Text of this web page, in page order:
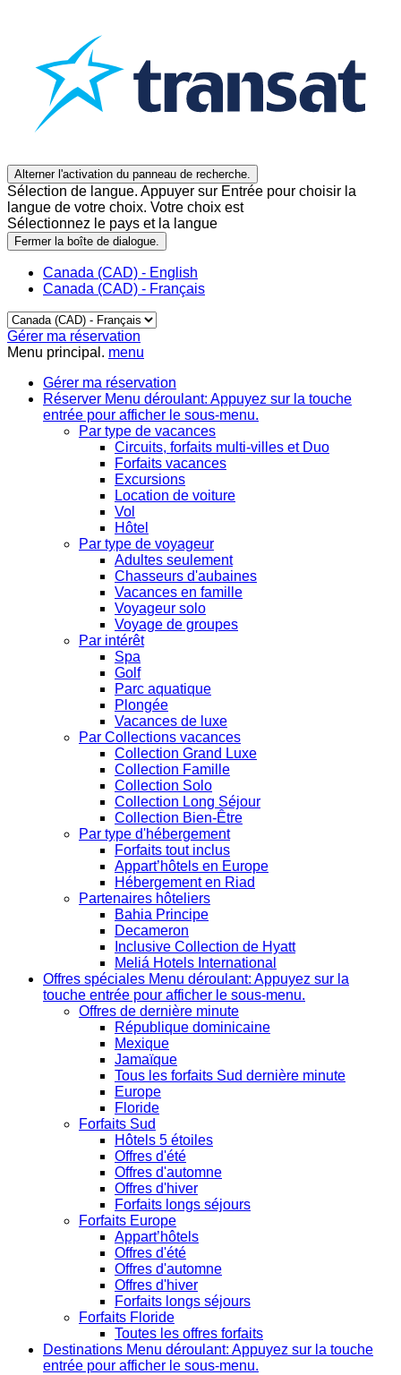
Alterner l'activation du panneau de recherche.
Sélection de langue. Appuyer sur Entrée pour choisir la
langue de votre choix. Votre choix est
Sélectionnez le pays et la langue
Fermer la boîte de dialogue.
Canada (CAD) - English
Canada (CAD) - Français
Gérer ma réservation
Menu principal. menu
Gérer ma réservation
Réserver Menu déroulant: Appuyez sur la touche
entrée pour afficher le sous-menu.
Par type de vacances
Circuits, forfaits multi-villes et Duo
Forfaits vacances
Excursions
Location de voiture
Vol
Hôtel
Par type de voyageur
Adultes seulement
Chasseurs d'aubaines
Vacances en famille
Voyageur solo
Voyage de groupes
Par intérêt
Spa
Golf
Parc aquatique
Plongée
Vacances de luxe
Par Collections vacances
Collection Grand Luxe
Collection Famille
Collection Solo
Collection Long Séjour
Collection Bien-Être
Par type d'hébergement
Forfaits tout inclus
Appart’hôtels en Europe
Hébergement en Riad
Partenaires hôteliers
Bahia Principe
Decameron
Inclusive Collection de Hyatt
Meliá Hotels International
Offres spéciales Menu déroulant: Appuyez sur la
touche entrée pour afficher le sous-menu.
Offres de dernière minute
République dominicaine
Mexique
Jamaïque
Tous les forfaits Sud dernière minute
Europe
Floride
Forfaits Sud
Hôtels 5 étoiles
Offres d'été
Offres d'automne
Offres d'hiver
Forfaits longs séjours
Forfaits Europe
Appart’hôtels
Offres d'été
Offres d'automne
Offres d'hiver
Forfaits longs séjours
Forfaits Floride
Toutes les offres forfaits
Destinations Menu déroulant: Appuyez sur la touche
entrée pour afficher le sous-menu.